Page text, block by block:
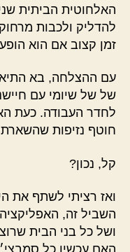
האלחוטית הביתית
להדליק ולכבות
זמן קצוב אם הוא
של של שיומי עם
לחדר העבודה. כעת
חוטף נזיפות
קל, נכון?
ואז רציתי לשתף את
ושל כל בני הבית
האם עכשיו כל